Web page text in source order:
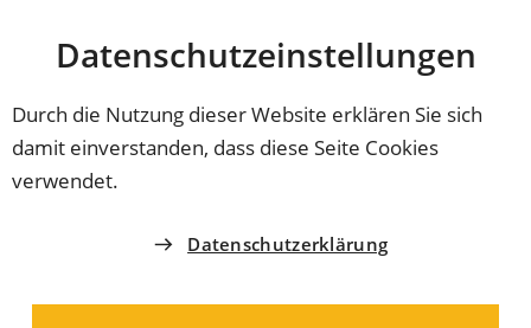
Datenschutz­einstellungen
Durch die Nutzung dieser Website erklären Sie sich
damit einverstanden, dass diese Seite Cookies
verwendet.
Datenschutzerklärung
INHALT ANSPRINGEN
Coburg
AMT FÜR JUGEND UND FAMILIE